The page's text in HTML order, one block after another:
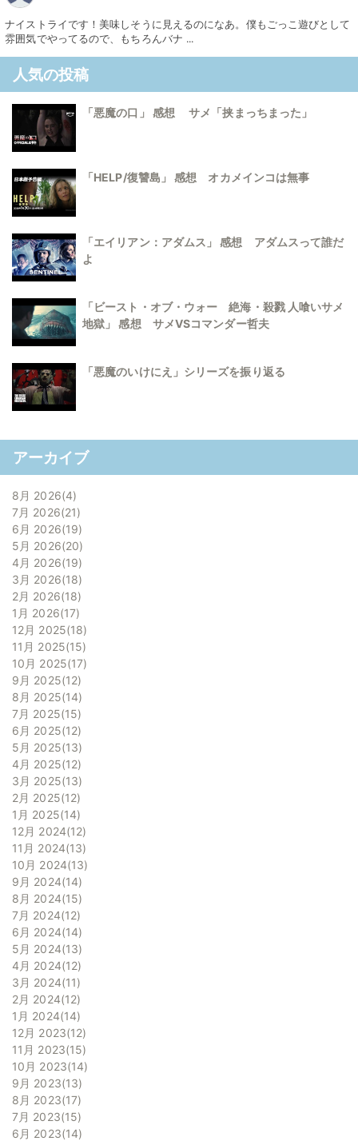
ナイストライです！美味しそうに見えるのになあ。僕もごっこ遊びとして
雰囲気でやってるので、もちろんバナ ...
人気の投稿
「悪魔の口」 感想 サメ「挟まっちまった」
「HELP/復讐島」 感想 オカメインコは無事
「エイリアン：アダムス」 感想 アダムスって誰だ
よ
「ビースト・オブ・ウォー 絶海・殺戮 人喰いサメ
地獄」 感想 サメVSコマンダー哲夫
「悪魔のいけにえ」シリーズを振り返る
アーカイブ
8月 2026 4
7月 2026 21
6月 2026 19
5月 2026 20
4月 2026 19
3月 2026 18
2月 2026 18
1月 2026 17
12月 2025 18
11月 2025 15
10月 2025 17
9月 2025 12
8月 2025 14
7月 2025 15
6月 2025 12
5月 2025 13
4月 2025 12
3月 2025 13
2月 2025 12
1月 2025 14
12月 2024 12
11月 2024 13
10月 2024 13
9月 2024 14
8月 2024 15
7月 2024 12
6月 2024 14
5月 2024 13
4月 2024 12
3月 2024 11
2月 2024 12
1月 2024 14
12月 2023 12
11月 2023 15
10月 2023 14
9月 2023 13
8月 2023 17
7月 2023 15
6月 2023 14